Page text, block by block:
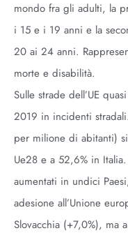
mondo fra gli adulti, la
i 15 e i 19 anni e la
20 ai 24 anni.
morte e disabilità.
Sulle strade dell’UE
2019 in incidenti
per milione di abitanti)
Ue28 e a 52,6% in
aumentati in undici
adesione all’Unione
Slovacchia (+7,0%), ma